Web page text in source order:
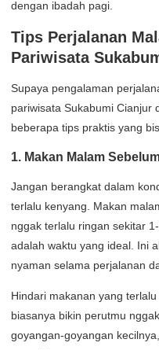
dengan ibadah pagi.
Tips Perjalanan
Pariwisata
Supaya pengalaman
pariwisata Sukabumi Cianjur
beberapa tips praktis yang
1. Makan Malam
Jangan berangkat dalam
terlalu kenyang. Makan
nggak terlalu ringan sekitar
adalah waktu yang ideal. Ini
nyaman selama perjalanan
Hindari makanan yang
biasanya bikin perutmu
goyangan-goyangan